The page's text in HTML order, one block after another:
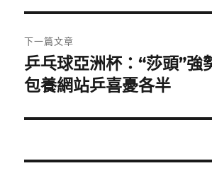
覽
文
章:
下一篇文章
下
一
文
乒乓球亞洲杯：“莎頭”強
包養網站乒喜憂各半